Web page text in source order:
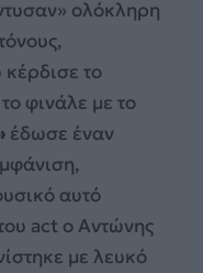
ολόκληρη
το
φινάλε με το
έδωσε έναν
αυτό
act ο Αντώνης
με λευκό